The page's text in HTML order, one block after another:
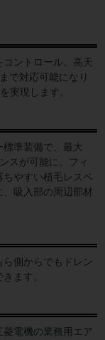
ントロール。高天
で対応可能になり
実現します。
標準装備で、最大
スが可能に。フィ
やすい植毛レスベ
吸入部の周辺部材
側からでもドレン
ます。
電機の業務用エア